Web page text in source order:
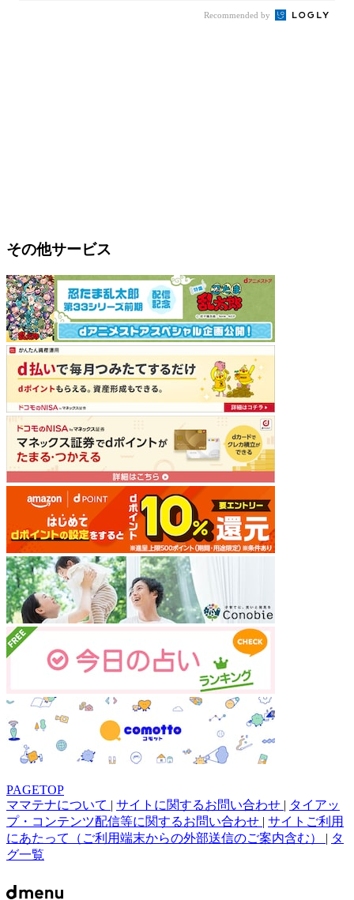
Recommended by
その他サービス
PAGETOP
ママテナについて | サイトに関するお問い合わせ | タイアッ
プ・コンテンツ配信等に関するお問い合わせ | サイトご利用
にあたって（ご利用端末からの外部送信のご案内含む） | タ
グ一覧